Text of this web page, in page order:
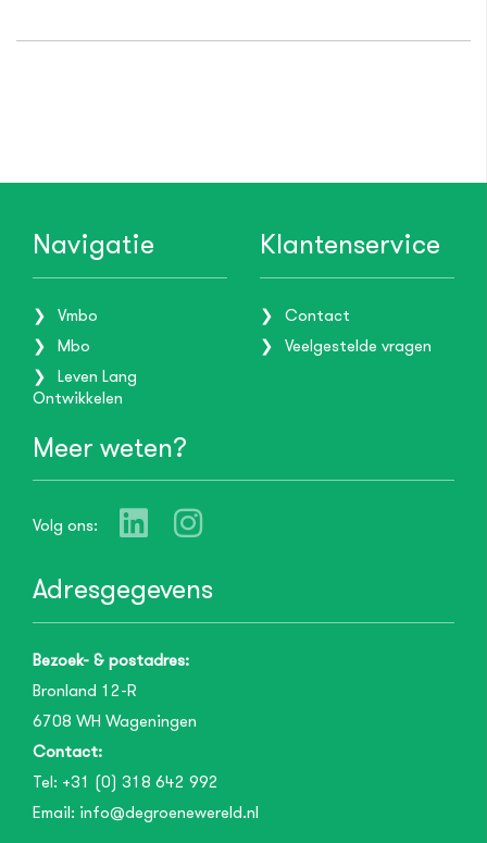
Navigatie
Vmbo
Mbo
Leven Lang
Ontwikkelen
Klantenservice
Contact
Veelgestelde vragen
Meer weten?
Volg ons:
Adresgegevens
Bezoek- & postadres:
Bronland 12-R
6708 WH Wageningen
Contact:
Tel: +31 (0) 318 642 992
Email: info@degroenewereld.nl